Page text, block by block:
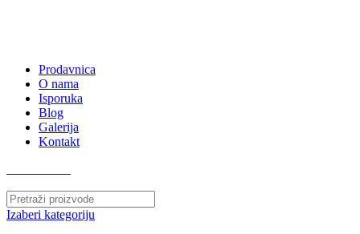
Prodavnica
O nama
Isporuka
Blog
Galerija
Kontakt
Izaberi kategoriju